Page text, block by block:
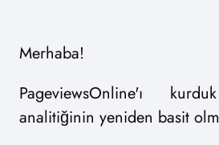
Merhaba!
PageviewsOnline'ı
analitiğinin yeniden basit